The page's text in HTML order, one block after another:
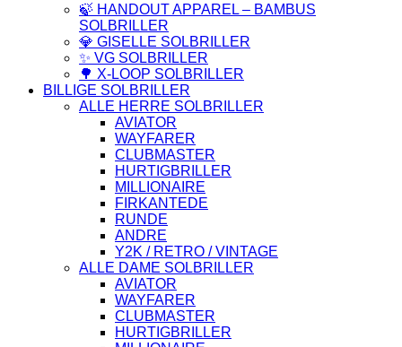
🍃 HANDOUT APPAREL – BAMBUS
SOLBRILLER
💎 GISELLE SOLBRILLER
✨ VG SOLBRILLER
🌳 X-LOOP SOLBRILLER
BILLIGE SOLBRILLER
ALLE HERRE SOLBRILLER
AVIATOR
WAYFARER
CLUBMASTER
HURTIGBRILLER
MILLIONAIRE
FIRKANTEDE
RUNDE
ANDRE
Y2K / RETRO / VINTAGE
ALLE DAME SOLBRILLER
AVIATOR
WAYFARER
CLUBMASTER
HURTIGBRILLER